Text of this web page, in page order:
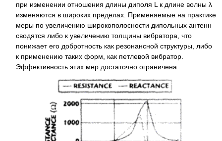
при изменении отношения длины диполя L к длине волны λ
изменяются в широких пределах. Применяемые на практике
меры по увеличению широкополосности дипольных антенн
сводятся либо к увеличению толщины вибратора, что
понижает его добротность как резонансной структуры, либо
к применению таких форм, как петлевой вибратор.
Эффективность этих мер достаточно ограничена.